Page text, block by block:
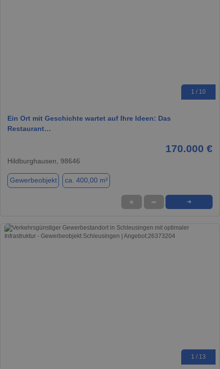
1 / 10
Ein Ort mit Geschichte wartet auf Ihre Ideen: Das
Restaurant…
170.000 €
Hildburghausen, 98646
Gewerbeobjekt ca. 400,00 m²
★ ➦ ➜
1 / 13